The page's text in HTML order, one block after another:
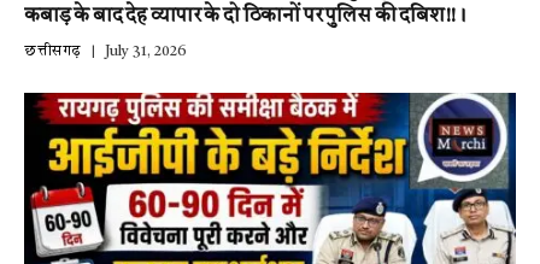
कबाड़ के बाद देह व्यापार के दो ठिकानों पर पुलिस की दबिश!!।
छत्तीसगढ़ July 31, 2026